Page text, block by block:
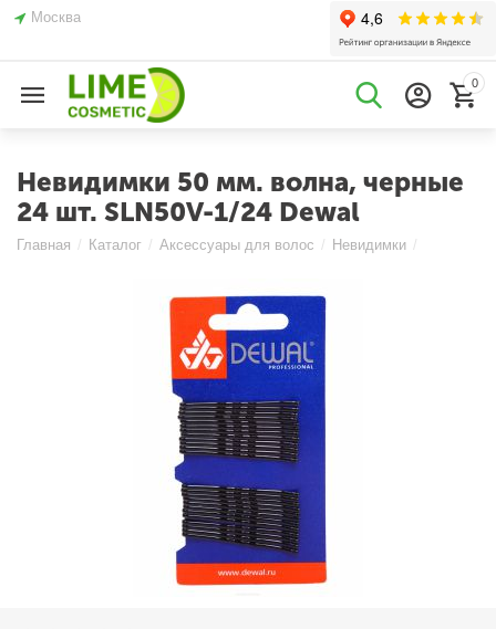
Москва
0
Невидимки 50 мм. волна, черные
24 шт. SLN50V-1/24 Dewal
Главная / Каталог / Аксессуары для волос / Невидимки /